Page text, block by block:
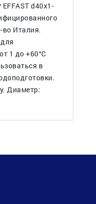
d40x1-
во Италия.
1 до +60°C
в
Диаметр: